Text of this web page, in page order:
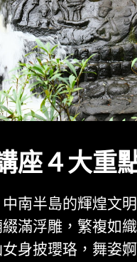
座４大重
南半島的輝煌文明
滿浮雕，繁複如織
身披瓔珞，舞姿婀